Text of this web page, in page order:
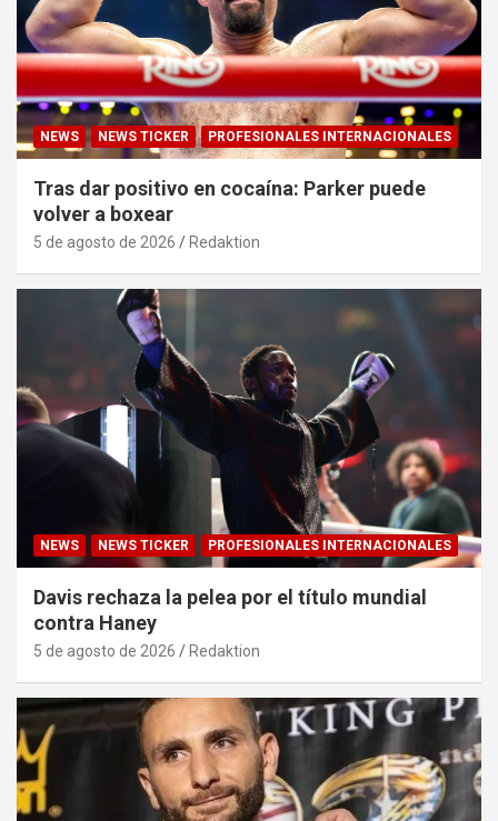
NEWS NEWS TICKER PROFESIONALES INTERNACIONALES
Tras dar positivo en cocaína: Parker puede
volver a boxear
5 de agosto de 2026 Redaktion
NEWS NEWS TICKER PROFESIONALES INTERNACIONALES
Davis rechaza la pelea por el título mundial
contra Haney
5 de agosto de 2026 Redaktion